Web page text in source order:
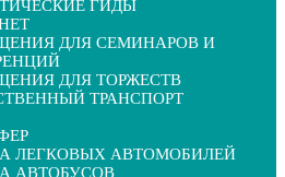
ГИДЫ
ДЛЯ СЕМИНАРОВ И
ДЛЯ ТОРЖЕСТВ
ТРАНСПОРТ
ЛЕГКОВЫХ АВТОМОБИЛЕЙ
АВТОБУСОВ